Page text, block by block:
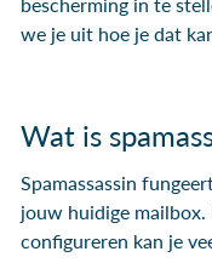
we je uit hoe je dat
Wat is
Spamassassin
jouw huidige mailbox.
configureren kan je